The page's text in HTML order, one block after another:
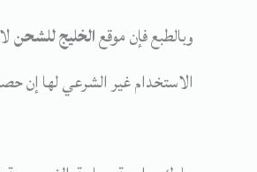
وبالطبع فإن موقعالخليج للشحن
الاستخدام غير الشرعي لها إن